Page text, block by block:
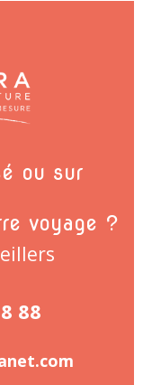
ou sur
voyage ?
88